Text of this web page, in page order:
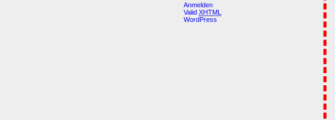
Anmelden
Valid XHTML
WordPress